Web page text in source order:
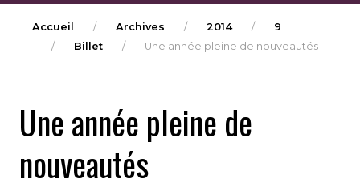
Accueil Archives 2014
9
Billet
Une année pleine de nouveautés
Une année pleine de
nouveautés